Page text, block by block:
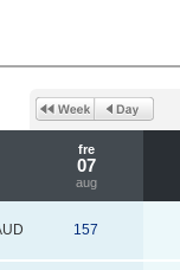
fre
07
aug
157